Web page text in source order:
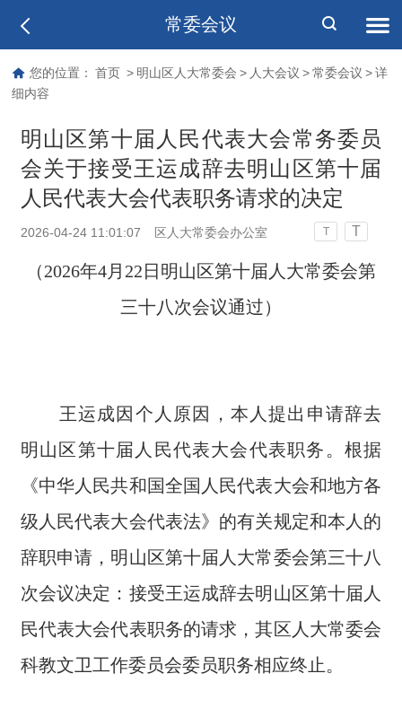
常委会议
您的位置： 首页 > 明山区人大常委会 > 人大会议 > 常委会议 > 详
细内容
明山区第十届人民代表大会常务委员
会关于接受王运成辞去明山区第十届
人民代表大会代表职务请求的决定
2026-04-24 11:01:07 区人大常委会办公室 T T
（2026年4月22日明山区第十届人大常委会第
三十八次会议通过）
王运成因个人原因，本人提出申请辞去
明山区第十届人民代表大会代表职务。根据
《中华人民共和国全国人民代表大会和地方各
级人民代表大会代表法》的有关规定和本人的
辞职申请，明山区第十届人大常委会第三十八
次会议决定：接受王运成辞去明山区第十届人
民代表大会代表职务的请求，其区人大常委会
科教文卫工作委员会委员职务相应终止。